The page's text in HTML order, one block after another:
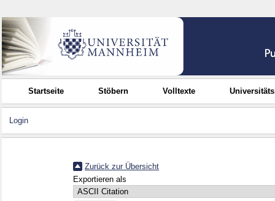
Startseite Stöbern Volltexte
Login
Zurück zur Übersicht
Exportieren als